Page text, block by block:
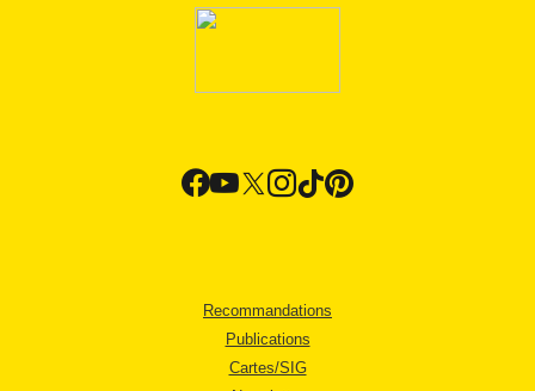
Recommandations
Publications
Cartes/SIG